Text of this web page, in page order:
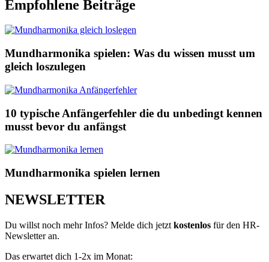
Empfohlene Beiträge
Mundharmonika spielen: Was du wissen musst um
gleich loszulegen
10 typische Anfängerfehler die du unbedingt kennen
musst bevor du anfängst
Mundharmonika spielen lernen
NEWSLETTER
Du willst noch mehr Infos? Melde dich jetzt kostenlos für den HR-
Newsletter an.
Das erwartet dich 1-2x im Monat: